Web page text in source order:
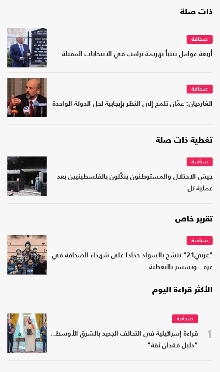
ذات صلة
صحافة
أربعة عوامل تتنبأ بهزيمة ترامب في الانتخابات المقبلة
صحافة
الغارديان: عمّان تلمح إلى النظر بإيجابية لحل الدولة الواحدة
تغطية ذات صلة
سياسة
جيش الاحتلال والمستوطنون ينكّلون بالفلسطينيين بعد
عملية تل
تقرير خاص
سياسة
"عربي21" تتشح بالسواد حدادا على شهداء الصحافة في
غزة.. وتستمر بالتغطية
الأكثر قراءة اليوم
1
صحافة
قراءة إسرائيلية في التحالف الجديد بالشرق الأوسط..
"دليل فقدان ثقة"